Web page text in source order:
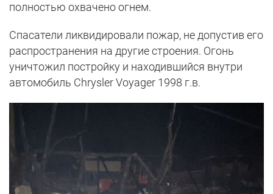
полностью охвачено огнем.
Спасатели ликвидировали пожар, не допустив его
распространения на другие строения. Огонь
уничтожил постройку и находившийся внутри
автомобиль Chrysler Voyager 1998 г.в.